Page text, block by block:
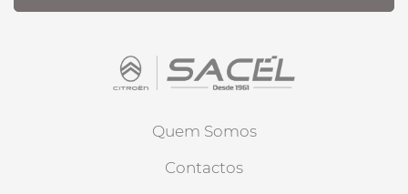
Quem Somos
Contactos